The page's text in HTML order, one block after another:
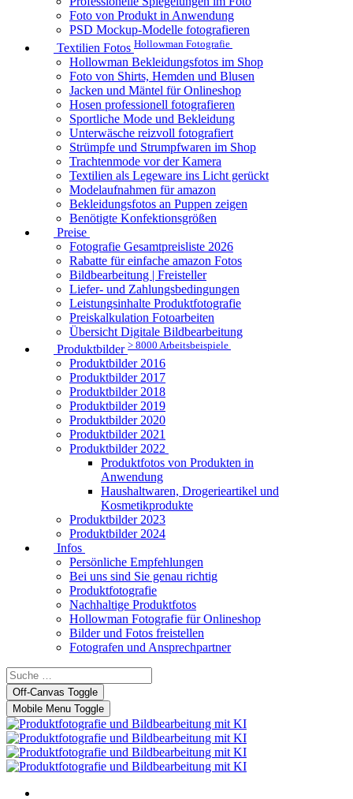
Foto von Produkt in Anwendung
PSD Mockup-Modelle fotografieren
Textilien Fotos Hollowman Fotografie
Hollowman Bekleidungsfotos im Shop
Foto von Shirts, Hemden und Blusen
Jacken und Mäntel für Onlineshop
Hosen professionell fotografieren
Sportliche Mode und Bekleidung
Unterwäsche reizvoll fotografiert
Strümpfe und Strumpfwaren im Shop
Trachtenmode vor der Kamera
Textilien als Legeware ins Licht gerückt
Modelaufnahmen für amazon
Bekleidungsfotos an Puppen zeigen
Benötigte Konfektionsgrößen
Preise
Fotografie Gesamtpreisliste 2026
Rabatte für einfache amazon Fotos
Bildbearbeitung | Freisteller
Liefer- und Zahlungsbedingungen
Leistungsinhalte Produktfotografie
Preiskalkulation Fotoarbeiten
Übersicht Digitale Bildbearbeitung
Produktbilder > 8000 Arbeitsbeispiele
Produktbilder 2016
Produktbilder 2017
Produktbilder 2018
Produktbilder 2019
Produktbilder 2020
Produktbilder 2021
Produktbilder 2022
Produktfotos von Produkten in
Anwendung
Haushaltwaren, Drogerieartikel und
Kosmetikprodukte
Produktbilder 2023
Produktbilder 2024
Infos
Persönliche Empfehlungen
Bei uns sind Sie genau richtig
Produktfotografie
Nachhaltige Produktfotos
Hollowman Fotografie für Onlineshop
Bilder und Fotos freistellen
Fotografen und Ansprechpartner
Off-Canvas Toggle
Mobile Menu Toggle